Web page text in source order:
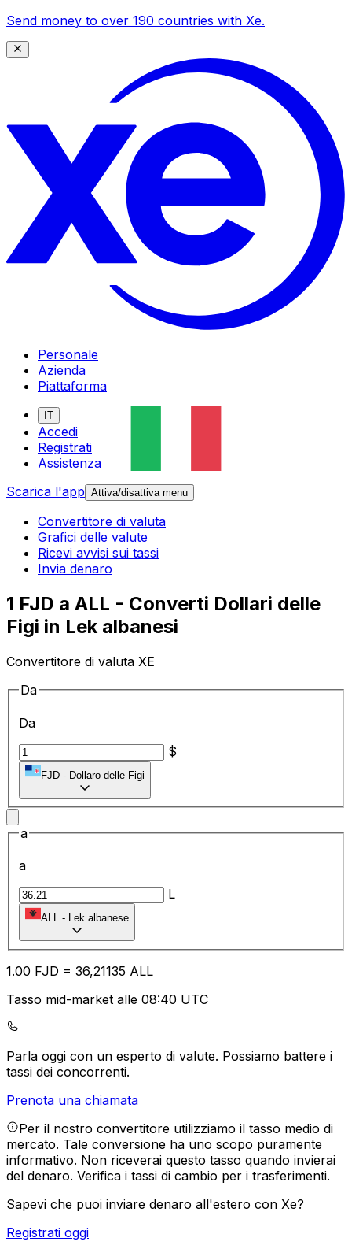
Send money to over 190 countries with Xe.
Personale
Azienda
Piattaforma
IT
Accedi
Registrati
Assistenza
Scarica l'app Attiva/disattiva menu
Convertitore di valuta
Grafici delle valute
Ricevi avvisi sui tassi
Invia denaro
1 FJD a ALL - Converti Dollari delle
Figi in Lek albanesi
Convertitore di valuta XE
Da
Da
$
FJD - Dollaro delle Figi
a
a
L
ALL - Lek albanese
1.00 FJD = 36,21135 ALL
Tasso mid-market alle 08:40 UTC
Parla oggi con un esperto di valute. Possiamo battere i
tassi dei concorrenti.
Prenota una chiamata
Per il nostro convertitore utilizziamo il tasso medio di
mercato. Tale conversione ha uno scopo puramente
informativo. Non riceverai questo tasso quando invierai
del denaro. Verifica i tassi di cambio per i trasferimenti.
Sapevi che puoi inviare denaro all'estero con Xe?
Registrati oggi